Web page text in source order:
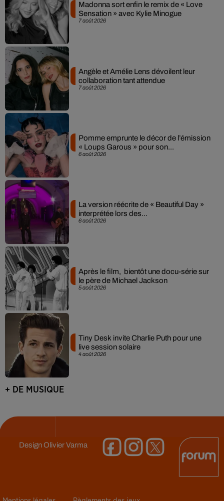
7 août 2026
Madonna sort enfin le remix de « Love
Sensation » avec Kylie Minogue
7 août 2026
Angèle et Amélie Lens dévoilent leur
collaboration tant attendue
6 août 2026
Pomme emprunte le décor de l’émission
« Loups Garous » pour son...
6 août 2026
La version réécrite de « Beautiful Day »
interprétée lors des...
5 août 2026
Après le film, bientôt une docu-série sur
le père de Michael Jackson
4 août 2026
Tiny Desk invite Charlie Puth pour une
live session solaire
+ DE MUSIQUE
DesignOlivier Varma